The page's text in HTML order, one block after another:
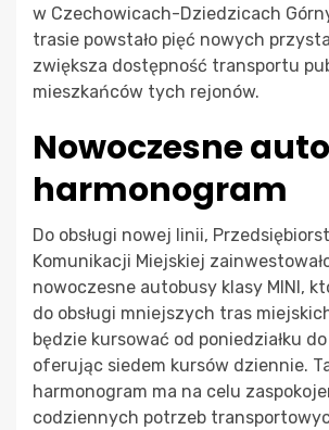
w Czechowicach-Dziedzicach
trasie powstało pięć nowych
zwiększa dostępność transportu
mieszkańców tych rejonów.
Nowoczesne
harmonogram
Do obsługi nowej linii,
Komunikacji Miejskiej
nowoczesne autobusy klasy MINI,
do obsługi mniejszych tras
będzie kursować od poniedziałku
oferując siedem kursów dziennie.
harmonogram ma na celu
codziennych potrzeb